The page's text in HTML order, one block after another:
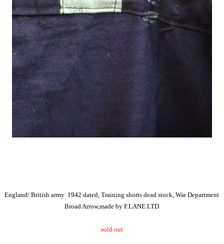
England/ British army 1942 dated, Training shorts dead stock, War Department
Broad Arrow,made by F.LANE LTD
sold out